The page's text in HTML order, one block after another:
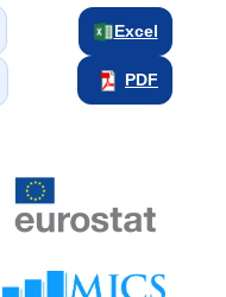
Excel
PDF